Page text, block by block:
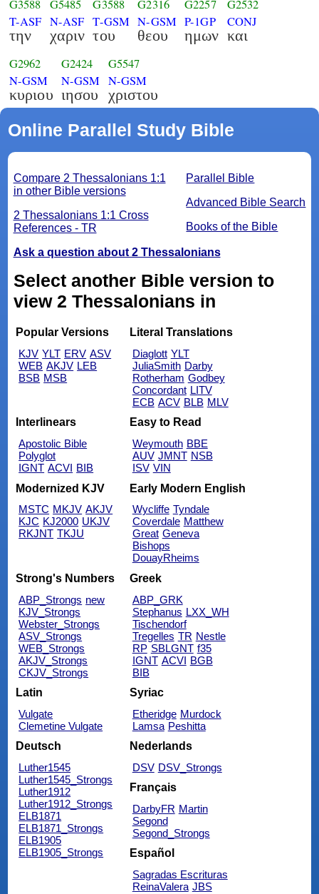
G3588
T-ASF
την
G5485
N-ASF
χαριν
G3588
T-GSM
του
G2316
N-GSM
θεου
G2257
P-1GP
ημων
G2532
CONJ
και
G2962
N-GSM
κυριου
G2424
N-GSM
ιησου
G5547
N-GSM
χριστου
Online Parallel Study Bible
Parallel Bible
Advanced Bible Search
Books of the Bible
Compare 2 Thessalonians 1:1
in other Bible versions
2 Thessalonians 1:1 Cross
References - TR
Ask a question about 2 Thessalonians
Select another Bible version to
view 2 Thessalonians in
Popular Versions
KJV YLT ERV ASV
WEB AKJV LEB
BSB MSB
Literal Translations
Diaglott YLT
JuliaSmith Darby
Rotherham Godbey
Concordant LITV
ECB ACV BLB MLV
Interlinears
Apostolic Bible
Polyglot
IGNT ACVI BIB
Easy to Read
Weymouth BBE
AUV JMNT NSB
ISV VIN
Modernized KJV
MSTC MKJV AKJV
KJC KJ2000 UKJV
RKJNT TKJU
Early Modern English
Wycliffe Tyndale
Coverdale Matthew
Great Geneva
Bishops
DouayRheims
Strong's Numbers
ABP_Strongs new
KJV_Strongs
Webster_Strongs
ASV_Strongs
WEB_Strongs
AKJV_Strongs
CKJV_Strongs
Greek
ABP_GRK
Stephanus LXX_WH
Tischendorf
Tregelles TR Nestle
RP SBLGNT f35
IGNT ACVI BGB
BIB
Latin
Vulgate
Clemetine Vulgate
Syriac
Etheridge Murdock
Lamsa Peshitta
Deutsch
Luther1545
Luther1545_Strongs
Luther1912
Luther1912_Strongs
ELB1871
ELB1871_Strongs
ELB1905
ELB1905_Strongs
Nederlands
DSV DSV_Strongs
Français
DarbyFR Martin
Segond
Segond_Strongs
Español
Sagradas Escrituras
ReinaValera JBS